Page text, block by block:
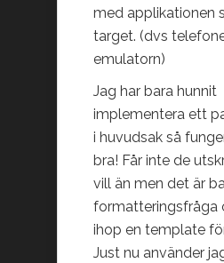
med applikationen
target. (dvs
emulatorn)
Jag har bara hunnit
implementera ett
i huvudsak så
bra! Får inte de
vill än men det är
formatteringsfråga
ihop en template
Just nu använder